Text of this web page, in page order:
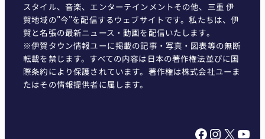
スタイル、音楽、エンターテインメントその他、三重 伊
賀地域の"今"を配信するウェブサイトです。私たちは、伊
賀と名張の最新ニュース・動画を配信いたします。
※伊賀タウン情報ユーに掲載の記事・写真・図表等の無断
転載を禁じます。すべての内容は日本の著作権法並びに国
際条約により保護されています。著作権は株式会社ユーま
たはその情報提供者に属します。
Facebook InstagramX YouTube